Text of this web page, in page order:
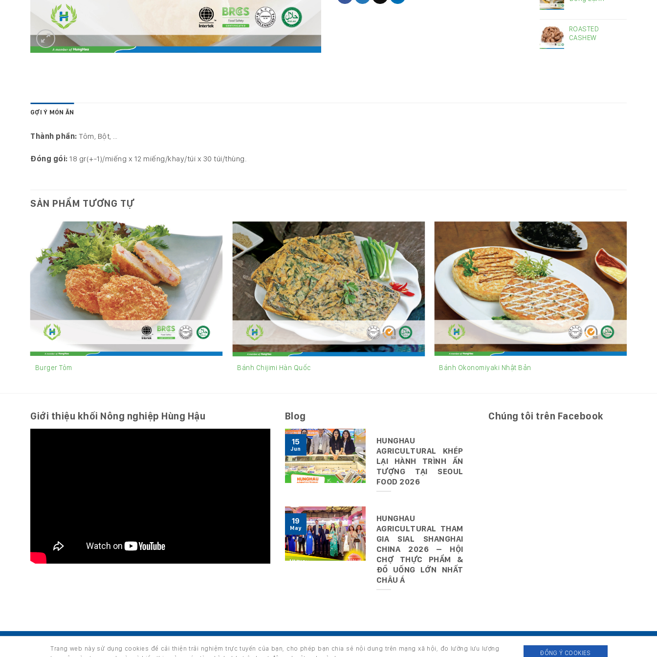
ROASTED
CASHEW
GỢI Ý MÓN ĂN
Thành phần: Tôm, Bột, …
Đóng gói: 18 gr(+-1)/miếng x 12 miếng/khay/túi x 30 túi/thùng.
SẢN PHẨM TƯƠNG TỰ
Burger Tôm Bánh Chijimi Hàn Quốc Bánh Okonomiyaki Nhật Bản
Giới thiệu khối Nông nghiệp Hùng Hậu Blog
HUNGHAU
AGRICULTURAL KHÉP
LẠI HÀNH TRÌNH ẤN
TƯỢNG TẠI SEOUL
FOOD 2026
15
Jun
HUNGHAU
AGRICULTURAL THAM
GIA SIAL SHANGHAI
CHINA 2026 – HỘI
CHỢ THỰC PHẨM &
ĐỒ UỐNG LỚN NHẤT
CHÂU Á
19
May
Chúng tôi trên Facebook
GIỚI THIỆU
Trang web này sử dụng cookies để cải thiện trải nghiệm trực tuyến của bạn, cho phép bạn chia sẻ nội dung trên mạng xã hội, đo lường lưu lượng
ĐỒNG Ý COOKIES